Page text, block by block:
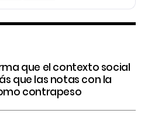
que el contexto social
que las notas con la
contrapeso